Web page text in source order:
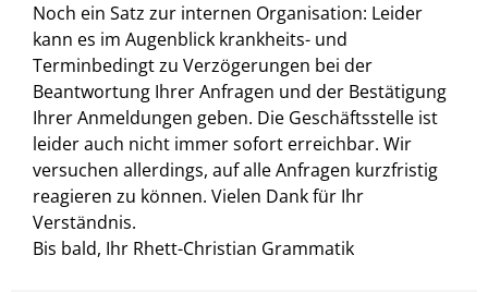
Noch ein Satz zur internen Organisation: Leider
kann es im Augenblick krankheits- und
Terminbedingt zu Verzögerungen bei der
Beantwortung Ihrer Anfragen und der Bestätigung
Ihrer Anmeldungen geben. Die Geschäftsstelle ist
leider auch nicht immer sofort erreichbar. Wir
versuchen allerdings, auf alle Anfragen kurzfristig
reagieren zu können. Vielen Dank für Ihr
Verständnis.
Bis bald, Ihr Rhett-Christian Grammatik